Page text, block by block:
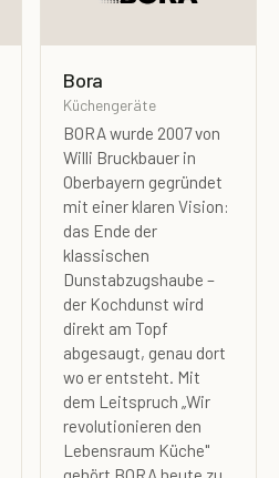
Bora
Küchengeräte
BORA wurde 2007 von
Willi Bruckbauer in
Oberbayern gegründet
mit einer klaren Vision:
das Ende der
klassischen
Dunstabzugshaube –
der Kochdunst wird
direkt am Topf
abgesaugt, genau dort
wo er entsteht. Mit
dem Leitspruch „Wir
revolutionieren den
Lebensraum Küche"